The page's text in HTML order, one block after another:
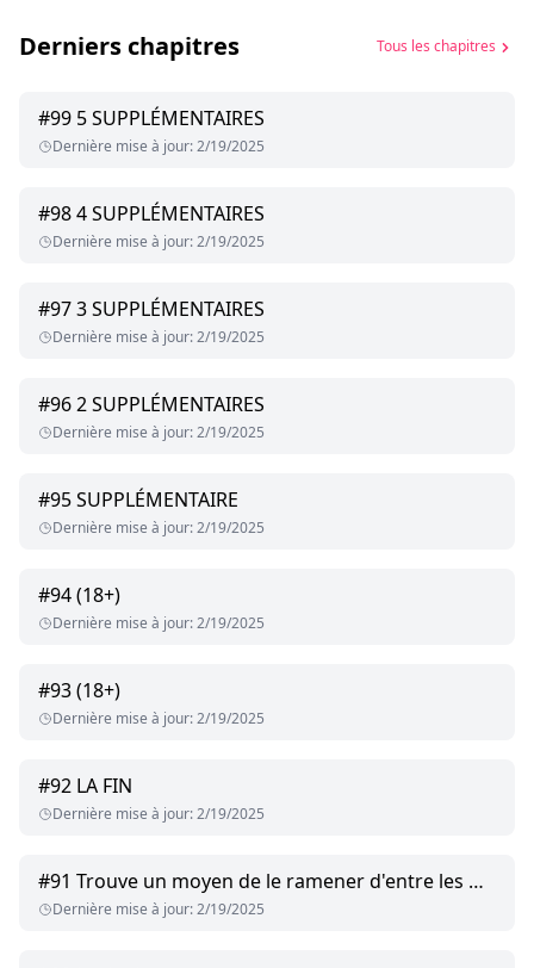
Derniers chapitres Tous les chapitres
#99 5 SUPPLÉMENTAIRES
Dernière mise à jour:2/19/2025
#984 SUPPLÉMENTAIRES
Dernière mise à jour:2/19/2025
#973 SUPPLÉMENTAIRES
Dernière mise à jour:2/19/2025
#962 SUPPLÉMENTAIRES
Dernière mise à jour:2/19/2025
#95SUPPLÉMENTAIRE
Dernière mise à jour:2/19/2025
#94(18+)
Dernière mise à jour:2/19/2025
#93(18+)
Dernière mise à jour:2/19/2025
#92 LA FIN
Dernière mise à jour:2/19/2025
#91 Trouve un moyen de le ramener d'entre les morts.
Dernière mise à jour:2/19/2025